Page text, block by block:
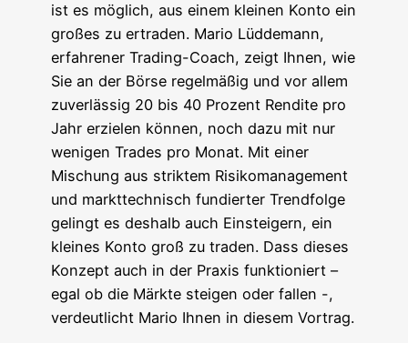
ist es mög­lich, aus einem klei­nen Kon­to ein
gro­ßes zu ertra­den. Mario Lüd­de­mann,
erfah­re­ner Tra­ding-Coach, zeigt Ihnen, wie
Sie an der Bör­se regel­mä­ßig und vor allem
zuver­läs­sig 20 bis 40 Pro­zent Ren­di­te pro
Jahr erzie­len kön­nen, noch dazu mit nur
weni­gen Trades pro Monat. Mit einer
Mischung aus strik­tem Risi­ko­ma­nage­ment
und markt­tech­nisch fun­dier­ter Trend­fol­ge
gelingt es des­halb auch Ein­stei­gern, ein
klei­nes Kon­to groß zu traden. Dass die­ses
Kon­zept auch in der Pra­xis funk­tio­niert –
egal ob die Märk­te stei­gen oder fal­len -,
ver­deut­licht Mario Ihnen in die­sem Vortrag.